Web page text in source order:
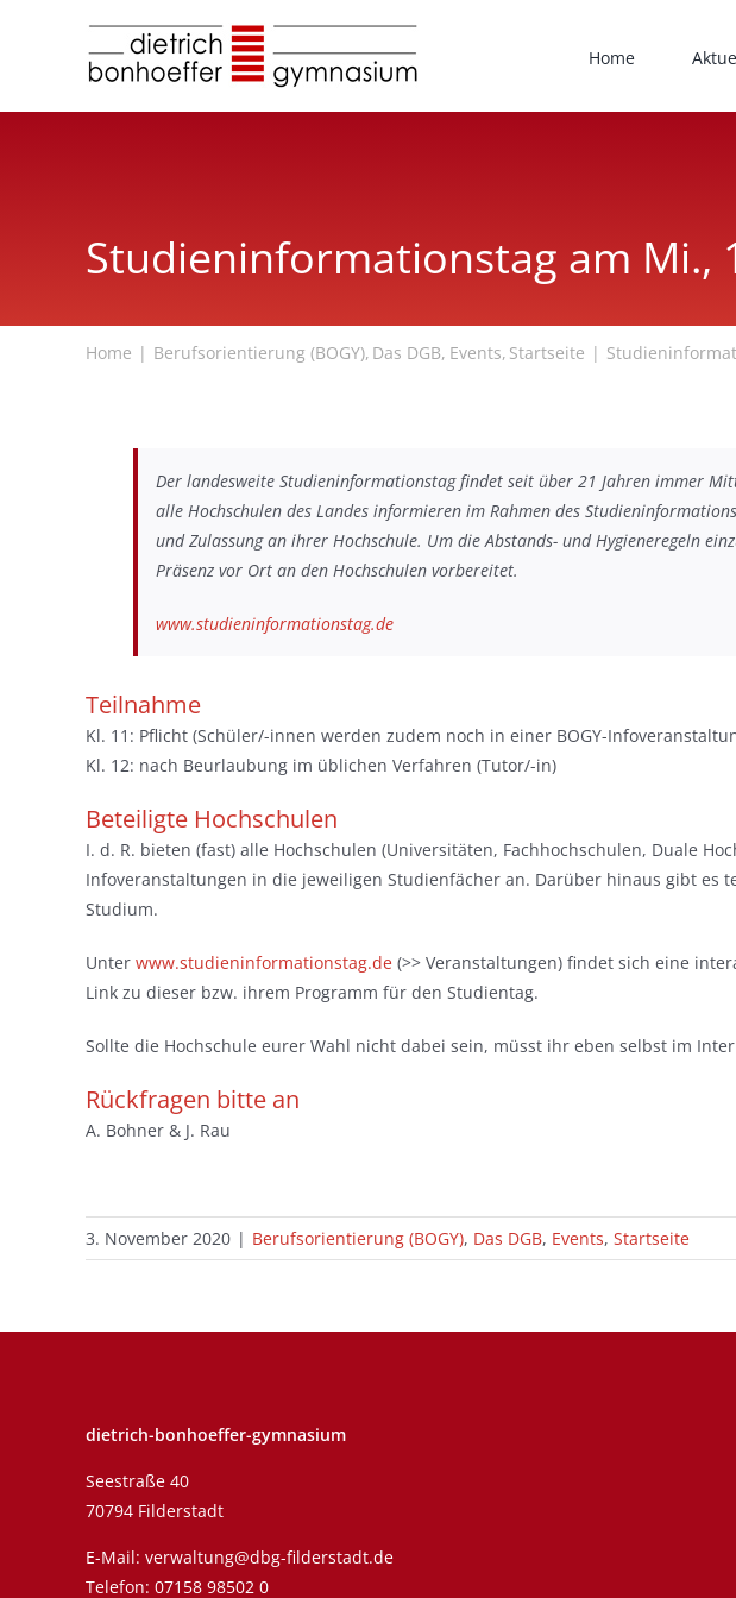
Home
Studieninformationstag am Mi.,
Home Berufsorientierung (BOGY) Das DGB Events Startseite
Der landesweite Studieninformationstag findet seit über 21 Jahren immer
alle Hochschulen des Landes informieren im Rahmen des
und Zulassung an ihrer Hochschule. Um die Abstands- und Hygieneregeln
Präsenz vor Ort an den Hochschulen vorbereitet.
www.studieninformationstag.de
Teilnahme
Kl. 11: Pflicht (Schüler/-innen werden zudem noch in einer BOGY-
Kl. 12: nach Beurlaubung im üblichen Verfahren (Tutor/-in)
Beteiligte Hochschulen
I. d. R. bieten (fast) alle Hochschulen (Universitäten, Fachhochschulen, Duale
Infoveranstaltungen in die jeweiligen Studienfächer an. Darüber hinaus gibt
Studium.
Unter www.studieninformationstag.de(>> Veranstaltungen) findet sich eine
Link zu dieser bzw. ihrem Programm für den Studientag.
Sollte die Hochschule eurer Wahl nicht dabei sein, müsst ihr eben selbst im
Rückfragen bitte an
A. Bohner & J. Rau
3. November 2020 | Berufsorientierung (BOGY), Das DGB, Events, Startseite
dietrich-bonhoeffer-gymnasium
Seestraße 40
70794 Filderstadt
E-Mail: verwaltung@dbg-filderstadt.de
Telefon: 07158 98502 0